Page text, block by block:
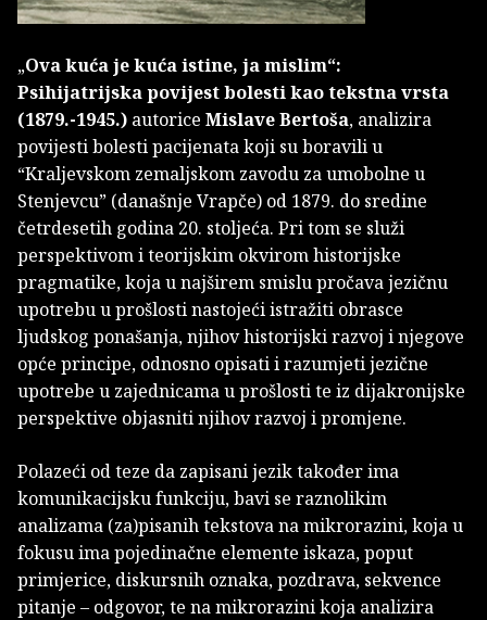
„Ova kuća je kuća istine, ja mislim“:
Psihijatrijska povijest bolesti kao tekstna vrsta
(1879.-1945.) autorice Mislave Bertoša, analizira
povijesti bolesti pacijenata koji su boravili u
“Kraljevskom zemaljskom zavodu za umobolne u
Stenjevcu” (današnje Vrapče) od 1879. do sredine
četrdesetih godina 20. stoljeća. Pri tom se služi
perspektivom i teorijskim okvirom historijske
pragmatike, koja u najširem smislu pročava jezičnu
upotrebu u prošlosti nastojeći istražiti obrasce
ljudskog ponašanja, njihov historijski razvoj i njegove
opće principe, odnosno opisati i razumjeti jezične
upotrebe u zajednicama u prošlosti te iz dijakronijske
perspektive objasniti njihov razvoj i promjene.
Polazeći od teze da zapisani jezik također ima
komunikacijsku funkciju, bavi se raznolikim
analizama (za)pisanih tekstova na mikrorazini, koja u
fokusu ima pojedinačne elemente iskaza, poput
primjerice, diskursnih oznaka, pozdrava, sekvence
pitanje – odgovor, te na mikrorazini koja analizira